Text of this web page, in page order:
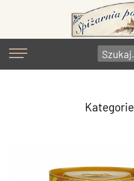
Kategorie